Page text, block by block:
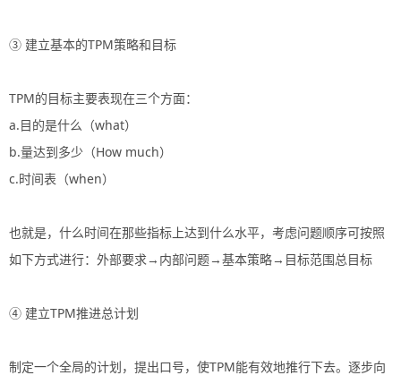
③ 建立基本的TPM策略和目标
TPM的目标主要表现在三个方面：
a.目的是什么（what）
b.量达到多少（How much）
c.时间表（when）
也就是，什么时间在那些指标上达到什么水平，考虑问题顺序可按照
如下方式进行：外部要求→内部问题→基本策略→目标范围总目标
④ 建立TPM推进总计划
制定一个全局的计划，提出口号，使TPM能有效地推行下去。逐步向